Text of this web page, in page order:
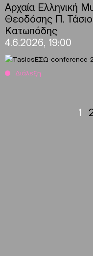
Αρχαία Ελληνική
Θεοδόσης Π.
Κατωπόδης
4.6.2026, 19:00
Διάλεξη
1